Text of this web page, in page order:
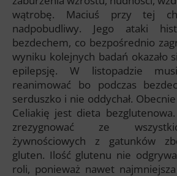
wątrobę. Maciuś przy tej
nadpobudliwy. Jego ataki
bezdechem, co bezpośrednio
wyniku kolejnych badań okazało
epilepsję. W listopadzie
reanimować bo podczas
serduszko i nie oddychał.
Celiakię jest dieta
zrezygnować ze
żywnościowych z gatunków
gluten. Ilość glutenu nie
roli, ponieważ nawet